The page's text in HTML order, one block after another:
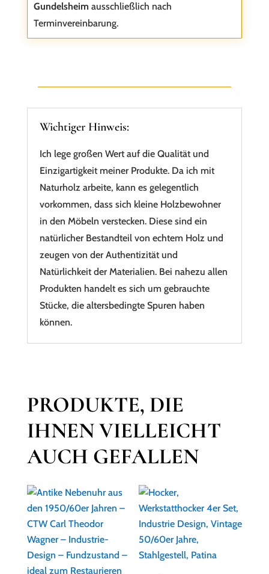
Gundelsheim ausschließlich nach
Terminvereinbarung.
Wichtiger Hinweis:
Ich lege großen Wert auf die Qualität und
Einzigartigkeit meiner Produkte. Da ich mit
Naturholz arbeite, kann es gelegentlich
vorkommen, dass sich kleine Holzbewohner
in den Möbeln verstecken. Diese sind ein
natürlicher Bestandteil von echtem Holz und
zeugen von der Authentizität und
Natürlichkeit der Materialien. Bei nahezu allen
Produkten handelt es sich um gebrauchte
Stücke, die altersbedingte Spuren haben
können.
PRODUKTE, DIE
IHNEN VIELLEICHT
AUCH GEFALLEN